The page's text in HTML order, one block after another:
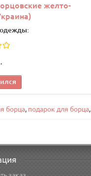
желто-
борца, подарок для борца,